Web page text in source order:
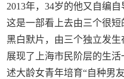
2013年，34岁的他又自编
这是一部看上去由三个很
黑白默片，由三个独立发生
展现了上海市民阶层的生
述大龄女青年培育“自种男